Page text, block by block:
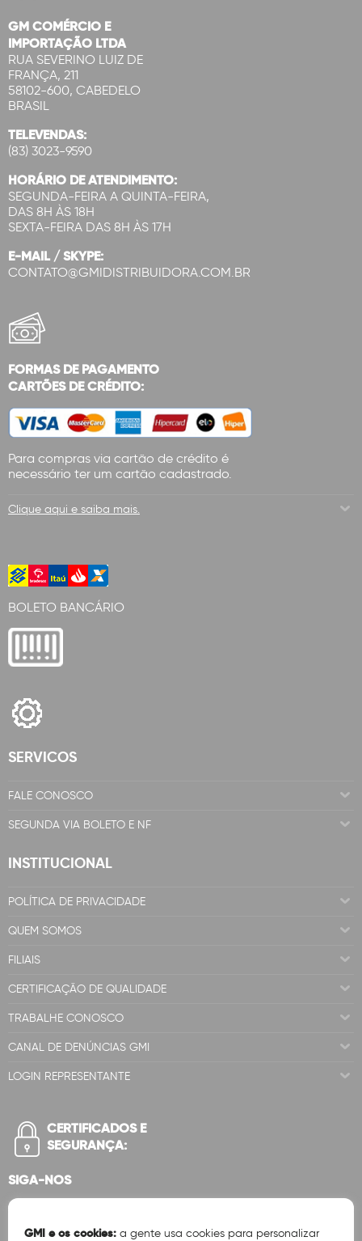
GM COMÉRCIO E
IMPORTAÇÃO LTDA
RUA SEVERINO LUIZ DE
FRANÇA, 211
58102-600, CABEDELO
BRASIL
TELEVENDAS:
(83) 3023-9590
HORÁRIO DE ATENDIMENTO:
SEGUNDA-FEIRA A QUINTA-FEIRA,
DAS 8H ÀS 18H
SEXTA-FEIRA DAS 8H ÀS 17H
E-MAIL / SKYPE:
CONTATO@GMIDISTRIBUIDORA.COM.BR
FORMAS DE PAGAMENTO
CARTÕES DE CRÉDITO:
Para compras via cartão de crédito é
necessário ter um cartão cadastrado.
Clique aqui e saiba mais.
BOLETO BANCÁRIO
SERVICOS
FALE CONOSCO
SEGUNDA VIA BOLETO E NF
INSTITUCIONAL
POLÍTICA DE PRIVACIDADE
QUEM SOMOS
FILIAIS
CERTIFICAÇÃO DE QUALIDADE
TRABALHE CONOSCO
CANAL DE DENÚNCIAS GMI
LOGIN REPRESENTANTE
CERTIFICADOS E
SEGURANÇA:
SIGA-NOS
GMI e os cookies: a gente usa cookies para personalizar